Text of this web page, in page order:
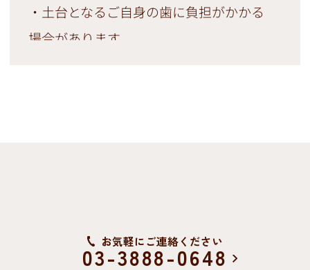
・土台となるご自身の歯に負担がかかる
場合があります。
お気軽にご連絡ください
03-3888-0648